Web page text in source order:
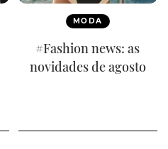
MODA
#Fashion news: as
novidades de agosto